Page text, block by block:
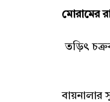
মোরামের
তড়িৎ
বায়নালার